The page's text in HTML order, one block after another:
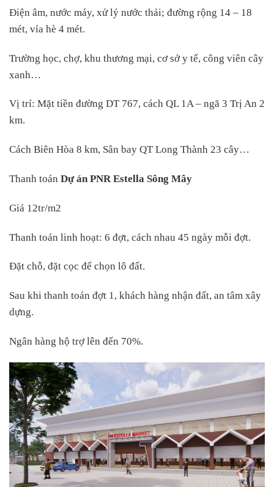
Điện âm, nước máy, xử lý nước thải; đường rộng 14 – 18
mét, vỉa hè 4 mét.
Trường học, chợ, khu thương mại, cơ sở y tế, công viên cây
xanh…
Vị trí: Mặt tiền đường DT 767, cách QL 1A – ngã 3 Trị An 2
km.
Cách Biên Hòa 8 km, Sân bay QT Long Thành 23 cây…
Thanh toán Dự án PNR Estella Sông Mây
Giá 12tr/m2
Thanh toán linh hoạt: 6 đợt, cách nhau 45 ngày mỗi đợt.
Đặt chỗ, đặt cọc để chọn lô đất.
Sau khi thanh toán đợt 1, khách hàng nhận đất, an tâm xây
dựng.
Ngân hàng hộ trợ lên đến 70%.